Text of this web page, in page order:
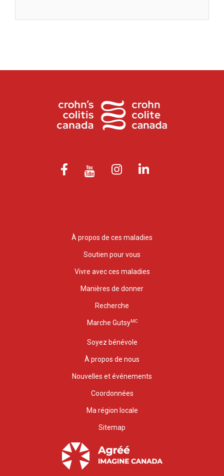
À propos de ces maladies
Soutien pour vous
Vivre avec ces maladies
Manières de donner
Recherche
Marche GutsyMC
Soyez bénévole
À propos de nous
Nouvelles et événements
Coordonnées
Ma région locale
Sitemap